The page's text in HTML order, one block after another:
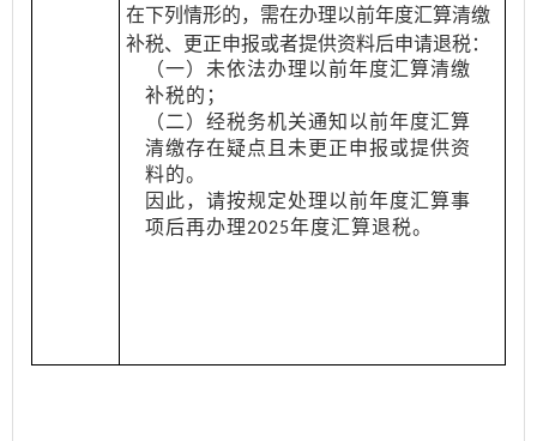
在下列情形的，需在办理以前年度汇算清缴
补税、更正申报或者提供资料后申请退税：
（一）未依法办理以前年度汇算清缴
补税的；
（二）经税务机关通知以前年度汇算
清缴存在疑点且未更正申报或提供资
料的。
因此，请按规定处理以前年度汇算事
项后再办理2025年度汇算退税。